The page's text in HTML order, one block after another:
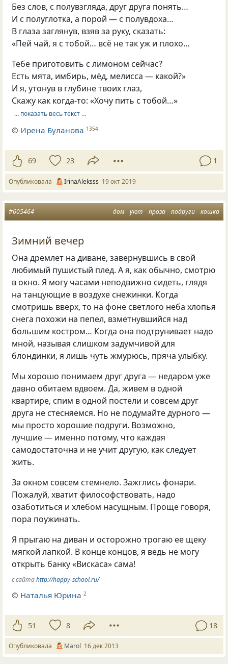
Без слов, с полувзгляда, друг друга понять…
И с полуглотка, а порой — с полувдоха…
В глаза заглянув, взяв за руку, сказать:
«Пей чай, я с тобой… всё не так уж и плохо…
Тебе приготовить с лимоном сейчас?
Есть мята, имбирь, мёд, мелисса — какой?»
И я, утонув в глубине твоих глаз,
Скажу как когда-то: «Хочу пить с тобой…»
… показать весь текст …
© Ирена Буланова 1354
69 23 1
Опубликовала IrinaAleksss 19 окт 2019
дом уют проза подруги кошка
#605464
Зимний вечер
Она дремлет на диване, завернувшись в свой
любимый пушистый плед. А я, как обычно, смотрю
в окно. Я могу часами неподвижно сидеть, глядя
на танцующие в воздухе снежинки. Когда
смотришь вверх, то на фоне светлого неба хлопья
снега похожи на пепел, взметнувшийся над
большим костром… Когда она подтрунивает надо
мной, называя слишком задумчивой для
блондинки, я лишь чуть жмурюсь, пряча улыбку.
Мы хорошо понимаем друг друга — недаром уже
давно обитаем вдвоем. Да, живем в одной
квартире, спим в одной постели и совсем друг
друга не стесняемся. Но не подумайте дурного —
мы просто хорошие подруги. Возможно,
лучшие — именно потому, что каждая
самодостаточна и не учит другую, как следует
жить.
За окном совсем стемнело. Зажглись фонари.
Пожалуй, хватит философствовать, надо
озаботиться и хлебом насущным. Проще говоря,
пора поужинать.
Я прыгаю на диван и осторожно трогаю ее щеку
мягкой лапкой. В конце концов, я ведь не могу
открыть банку«Вискаса» сама!
с сайтаhttp://happy-school.ru/
© Наталья Юрина 2
51 8 18
Опубликовала Marol 16 дек 2013